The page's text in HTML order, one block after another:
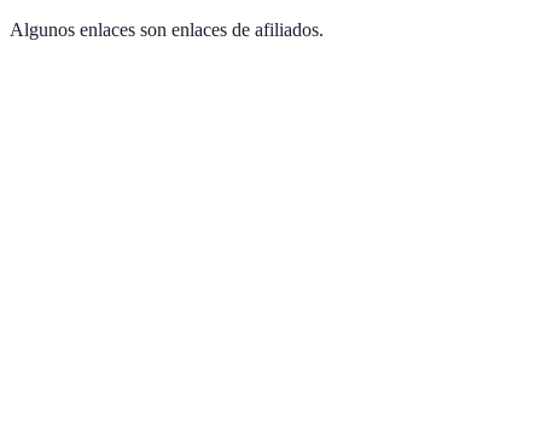
Algunos enlaces son enlaces de afiliados.